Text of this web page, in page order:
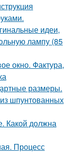
идеи,
лампу (85
окно. Фактура,
размеры.
шпунтованных
Какой должна
Процесс